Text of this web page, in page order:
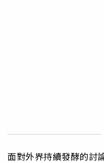
面對外界持續發酵的討